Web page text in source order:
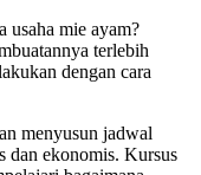
usaha mie ayam?
terlebih
dengan cara
menyusun jadwal
dan ekonomis. Kursus